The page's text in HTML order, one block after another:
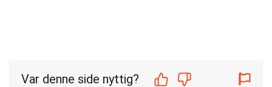
Var denne side nyttig?